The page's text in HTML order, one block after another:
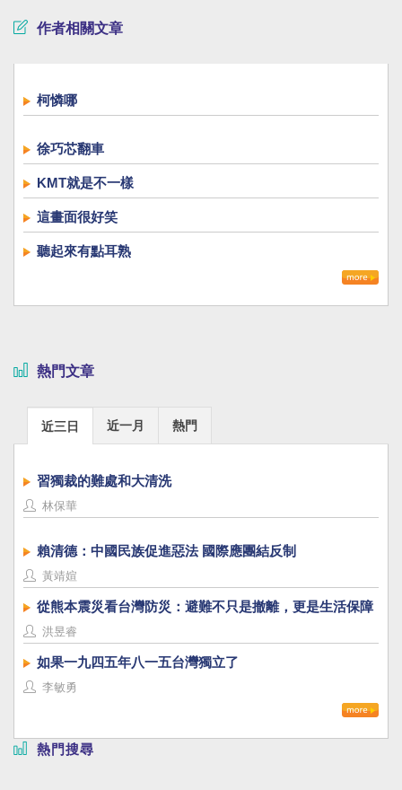
作者相關文章
柯憐哪
徐巧芯翻車
KMT就是不一樣
這畫面很好笑
聽起來有點耳熟
熱門文章
近三日 近一月 熱門
習獨裁的難處和大清洗
林保華
賴清德：中國民族促進惡法 國際應團結反制
黃靖媗
從熊本震災看台灣防災：避難不只是撤離，更是生活保障
洪昱睿
如果一九四五年八一五台灣獨立了
李敏勇
熱門搜尋